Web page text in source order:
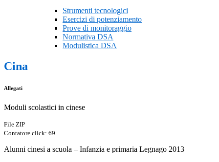
Strumenti tecnologici
Esercizi di potenziamento
Prove di monitoraggio
Normativa DSA
Modulistica DSA
Cina
Allegati
Moduli scolastici in cinese
File ZIP
Contatore click: 69
Alunni cinesi a scuola – Infanzia e primaria Legnago 2013